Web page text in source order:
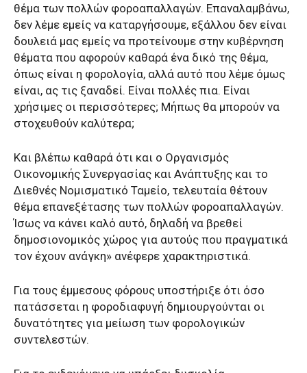
θέμα των πολλών φοροαπαλλαγών. Επαναλαμβάνω,
δεν λέμε εμείς να καταργήσουμε, εξάλλου δεν είναι
δουλειά μας εμείς να προτείνουμε στην κυβέρνηση
θέματα που αφορούν καθαρά ένα δικό της θέμα,
όπως είναι η φορολογία, αλλά αυτό που λέμε όμως
είναι, ας τις ξαναδεί. Είναι πολλές πια. Είναι
χρήσιμες οι περισσότερες; Μήπως θα μπορούν να
στοχευθούν καλύτερα;
Και βλέπω καθαρά ότι και ο Οργανισμός
Οικονομικής Συνεργασίας και Ανάπτυξης και το
Διεθνές Νομισματικό Ταμείο, τελευταία θέτουν
θέμα επανεξέτασης των πολλών φοροαπαλλαγών.
Ίσως να κάνει καλό αυτό, δηλαδή να βρεθεί
δημοσιονομικός χώρος για αυτούς που πραγματικά
τον έχουν ανάγκη» ανέφερε χαρακτηριστικά.
Για τους έμμεσους φόρους υποστήριξε ότι όσο
πατάσσεται η φοροδιαφυγή δημιουργούνται οι
δυνατότητες για μείωση των φορολογικών
συντελεστών.